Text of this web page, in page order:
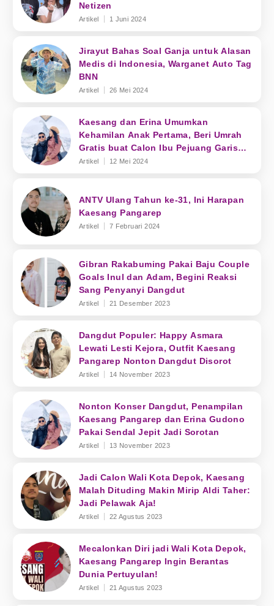
Netizen
Artikel 1 Juni 2024
Jirayut Bahas Soal Ganja untuk Alasan
Medis di Indonesia, Warganet Auto Tag
BNN
Artikel 26 Mei 2024
Kaesang dan Erina Umumkan
Kehamilan Anak Pertama, Beri Umrah
Gratis buat Calon Ibu Pejuang Garis
Dua
Artikel 12 Mei 2024
ANTV Ulang Tahun ke-31, Ini Harapan
Kaesang Pangarep
Artikel 7 Februari 2024
Gibran Rakabuming Pakai Baju Couple
Goals Inul dan Adam, Begini Reaksi
Sang Penyanyi Dangdut
Artikel 21 Desember 2023
Dangdut Populer: Happy Asmara
Lewati Lesti Kejora, Outfit Kaesang
Pangarep Nonton Dangdut Disorot
Artikel 14 November 2023
Nonton Konser Dangdut, Penampilan
Kaesang Pangarep dan Erina Gudono
Pakai Sendal Jepit Jadi Sorotan
Artikel 13 November 2023
Jadi Calon Wali Kota Depok, Kaesang
Malah Dituding Makin Mirip Aldi Taher:
Jadi Pelawak Aja!
Artikel 22 Agustus 2023
Mecalonkan Diri jadi Wali Kota Depok,
Kaesang Pangarep Ingin Berantas
Dunia Pertuyulan!
Artikel 21 Agustus 2023